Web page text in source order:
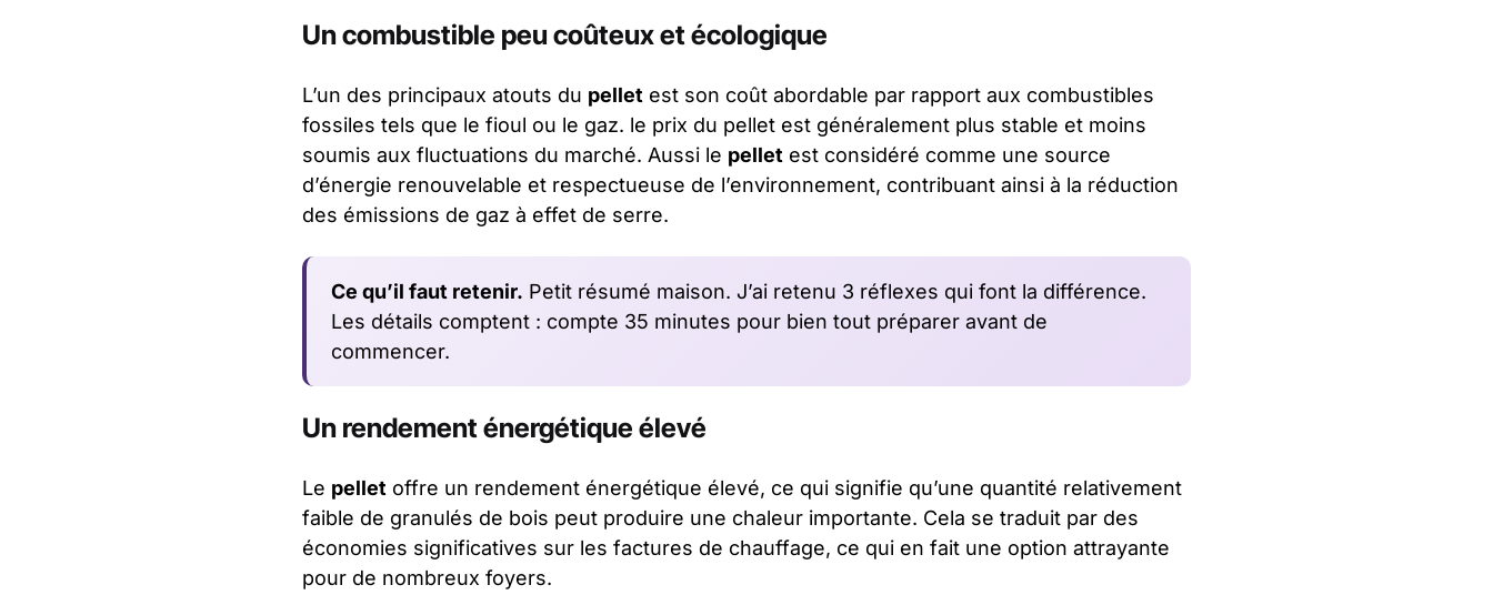
Un combustible peu coûteux et écologique
L’un des principaux atouts du pellet est son coût abordable par rapport aux combustibles
fossiles tels que le fioul ou le gaz. le prix du pellet est généralement plus stable et moins
soumis aux fluctuations du marché. Aussi le pellet est considéré comme une source
d’énergie renouvelable et respectueuse de l’environnement, contribuant ainsi à la réduction
des émissions de gaz à effet de serre.
Ce qu’il faut retenir. Petit résumé maison. J’ai retenu 3 réflexes qui font la différence.
Les détails comptent : compte 35 minutes pour bien tout préparer avant de
commencer.
Un rendement énergétique élevé
Le pellet offre un rendement énergétique élevé, ce qui signifie qu’une quantité relativement
faible de granulés de bois peut produire une chaleur importante. Cela se traduit par des
économies significatives sur les factures de chauffage, ce qui en fait une option attrayante
pour de nombreux foyers.